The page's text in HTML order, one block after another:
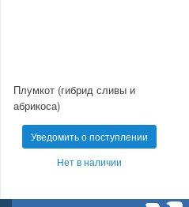
Плумкот (гибрид сливы и
абрикоса)
Уведомить о поступлении
Нет в наличии